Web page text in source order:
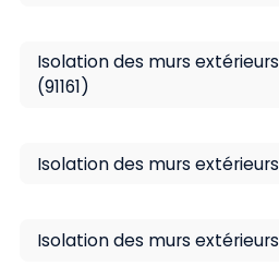
Isolation des murs
(91161)
Isolation des murs
Isolation des murs